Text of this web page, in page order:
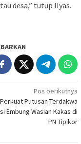
desa,” tutup Ilyas.
Pos berikutnya
Putusan Terdakwa
Embung Wasian Kakas di
PN Tipikor